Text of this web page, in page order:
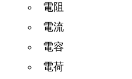
電阻
電流
電容
電荷